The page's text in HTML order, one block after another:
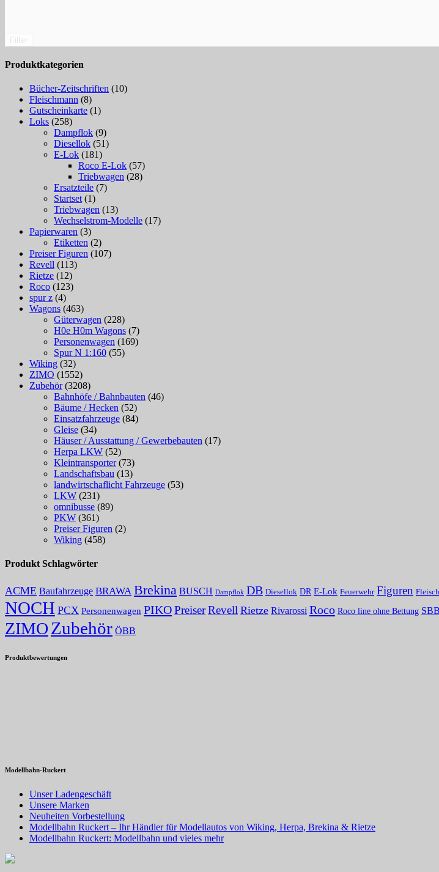
Produktkategorien
Bücher-Zeitschriften (10)
Fleischmann (8)
Gutscheinkarte (1)
Loks (258)
Dampflok (9)
Diesellok (51)
E-Lok (181)
Roco E-Lok (57)
Triebwagen (28)
Ersatzteile (7)
Startset (1)
Triebwagen (13)
Wechselstrom-Modelle (17)
Papierwaren (3)
Etiketten (2)
Preiser Figuren (107)
Revell (113)
Rietze (12)
Roco (123)
spur z (4)
Wagons (463)
Güterwagen (228)
H0e H0m Wagons (7)
Personenwagen (169)
Spur N 1:160 (55)
Wiking (32)
ZIMO (1552)
Zubehör (3208)
Bahnhöfe / Bahnbauten (46)
Bäume / Hecken (52)
Einsatzfahrzeuge (84)
Gleise (34)
Häuser / Ausstattung / Gewerbebauten (17)
Herpa LKW (52)
Kleintransporter (73)
Landschaftsbau (13)
landwirtschaflicht Fahrzeuge (53)
LKW (231)
omnibusse (89)
PKW (361)
Preiser Figuren (2)
Wiking (458)
Produkt Schlagwörter
ACME Baufahrzeuge BRAWA Brekina BUSCH Dampflok DB Diesellok DR E-Lok Feuerwehr Figuren
NOCH PCX Personenwagen PIKOPreiserRevell Rietze Rivarossi Roco Roco line ohne Bettung SBB
ZIMOZubehör ÖBB
Produktbewertungen
Modellbahn-Ruckert
Unser Ladengeschäft
Unsere Marken
Neuheiten Vorbestellung
Modellbahn Ruckert – Ihr Händler für Modellautos von Wiking, Herpa, Brekina & Rietze
Modellbahn Ruckert: Modellbahn und vieles mehr